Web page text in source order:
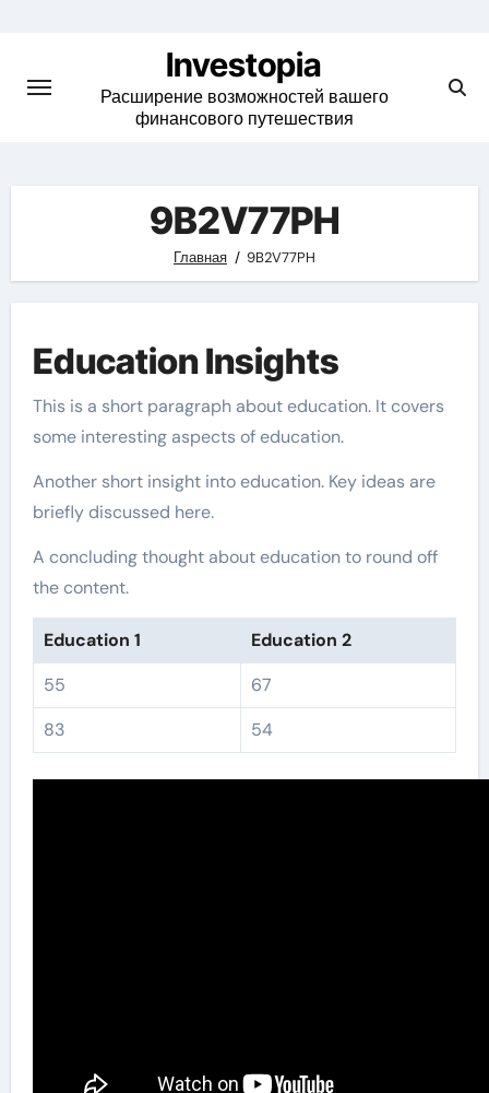
content
Investopia
Расширение возможностей вашего
финансового путешествия
9B2V77PH
Главная 9B2V77PH
Education Insights
This is a short paragraph about education. It covers
some interesting aspects of education.
Another short insight into education. Key ideas are
briefly discussed here.
A concluding thought about education to round off
the content.
Education 1
Education 2
55
67
83
54